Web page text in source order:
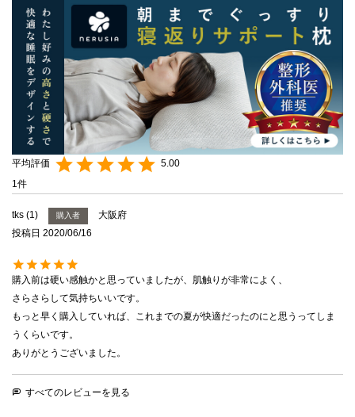
5.00
1
tks 1 購入者
大阪府
投稿日 2020/06/16
購入前は硬い感触かと思っていましたが、肌触りが非常によく、
さらさらして気持ちいいです。
もっと早く購入していれば、これまでの夏が快適だったのにと思うってしま
うくらいです。
ありがとうございました。
すべてのレビューを見る